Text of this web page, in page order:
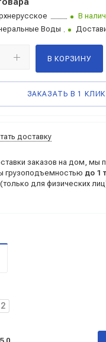
В
Воды
В КОРЗИНУ
ЗАКАЗАТЬ В 1 КЛИК
доставку
заказов на дом, мы
грузоподъемностью до 1
(только для физических
2